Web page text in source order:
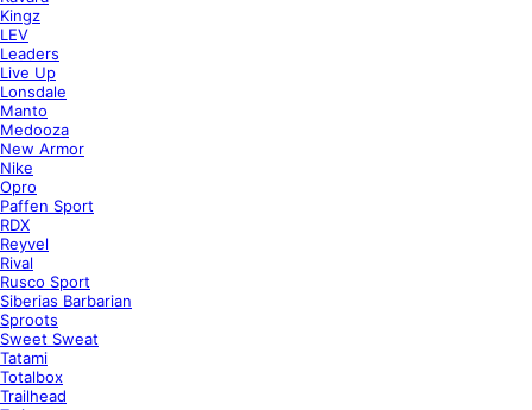
Kingz
LEV
Leaders
Live Up
Lonsdale
Manto
Medooza
New Armor
Nike
Opro
Paffen Sport
RDX
Reyvel
Rival
Rusco Sport
Siberias Barbarian
Sproots
Sweet Sweat
Tatami
Totalbox
Trailhead